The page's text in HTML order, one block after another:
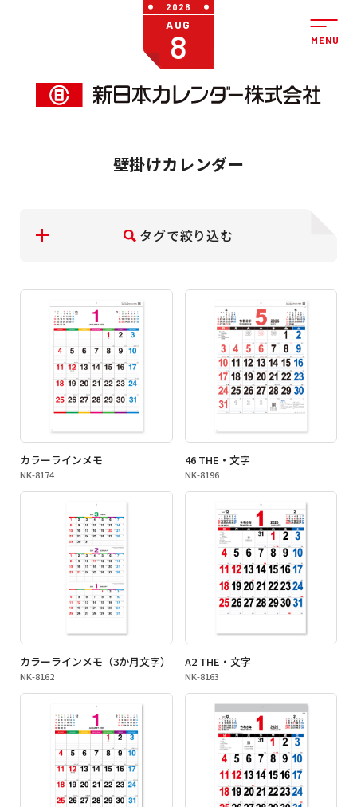
2026
AUG
8
壁掛けカレンダー
タグで絞り込む
カラーラインメモ
NK-8174
46 THE・文字
NK-8196
カラーラインメモ（3か月文字）
NK-8162
A2 THE・文字
NK-8163